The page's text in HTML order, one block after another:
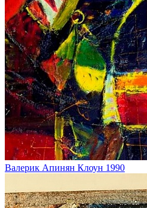
Валерик Апинян Клоун 1990